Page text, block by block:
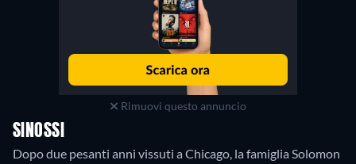
Rimuovi questo annuncio
SINOSSI
Dopo due pesanti anni vissuti a Chicago, la famiglia Solomon